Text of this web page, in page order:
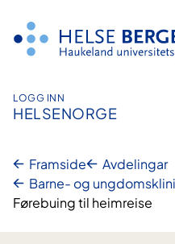
innhald
LOGG INN
HELSENORGE
Framside
Avdelingar
Barne- og
Førebuing til heimreise